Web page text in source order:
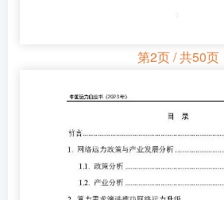
第2页 / 共50页